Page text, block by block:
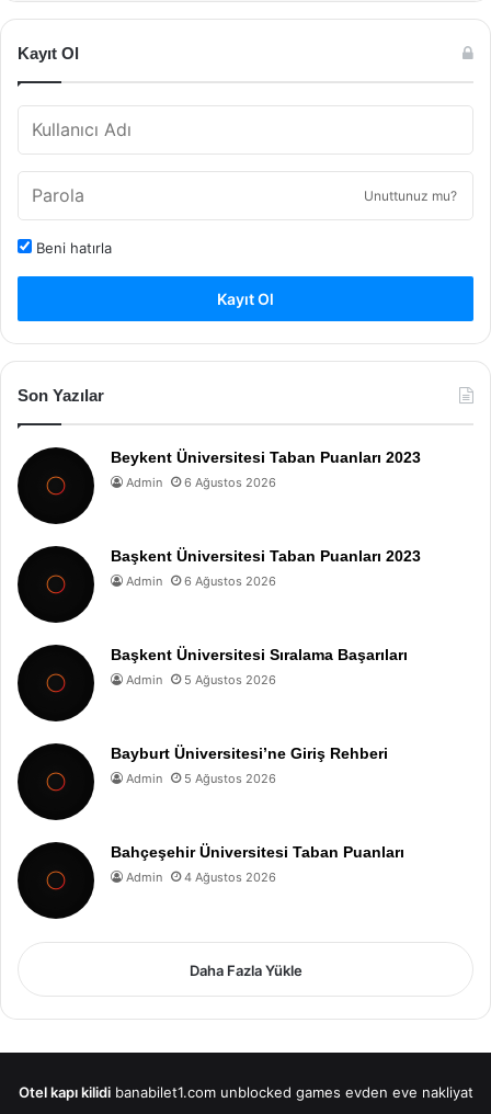
Kayıt Ol
Unuttunuz mu?
Beni hatırla
Kayıt Ol
Son Yazılar
Beykent Üniversitesi Taban Puanları 2023
Admin 6 Ağustos 2026
Başkent Üniversitesi Taban Puanları 2023
Admin 6 Ağustos 2026
Başkent Üniversitesi Sıralama Başarıları
Admin 5 Ağustos 2026
Bayburt Üniversitesi’ne Giriş Rehberi
Admin 5 Ağustos 2026
Bahçeşehir Üniversitesi Taban Puanları
Admin 4 Ağustos 2026
Daha Fazla Yükle
Otel kapı kilidi banabilet1.com unblocked games evden eve nakliyat